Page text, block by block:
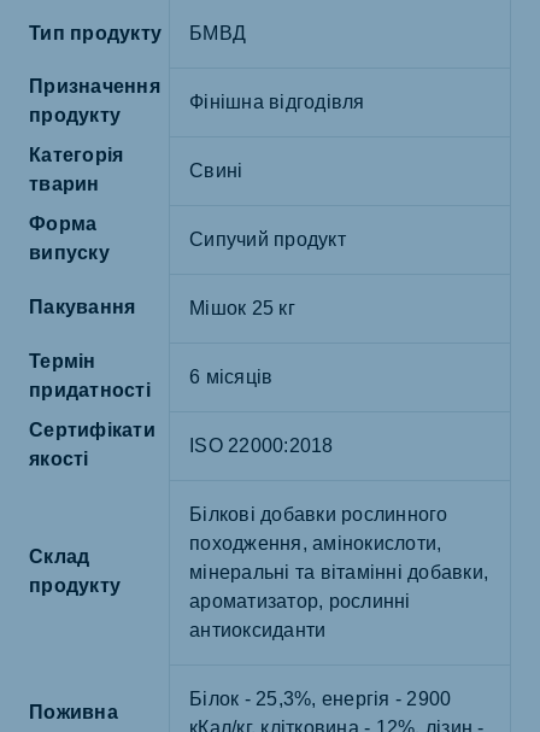
Тип продукту БМВД
Призначення
продукту
Фінішна відгодівля
Категорія
тварин
Свині
Форма
випуску
Сипучий продукт
Пакування Мішок 25 кг
Термін
придатності
6 місяців
Сертифікати
якості
ISO 22000:2018
Склад
продукту
Білкові добавки рослинного
походження, амінокислоти,
мінеральні та вітамінні добавки,
ароматизатор, рослинні
антиоксиданти
Поживна
Білок - 25,3%, енергія - 2900
кКал/кг, клітковина - 12%, лізин -